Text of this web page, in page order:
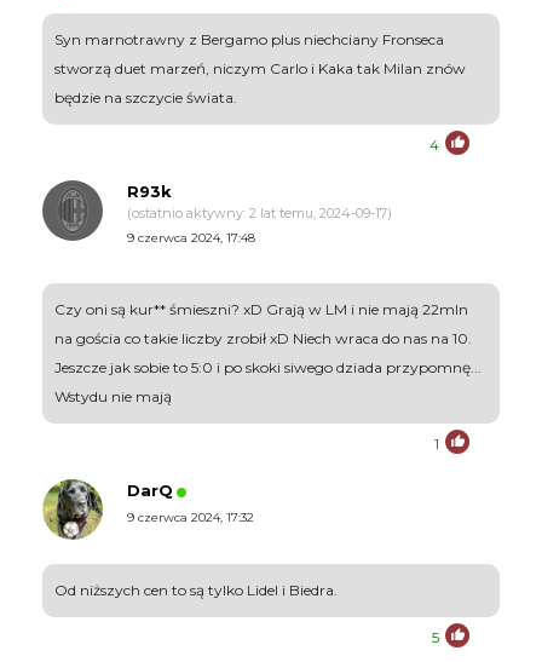
Syn marnotrawny z Bergamo plus niechciany Fronseca
stworzą duet marzeń, niczym Carlo i Kaka tak Milan znów
będzie na szczycie świata.
4
R93k
(ostatnio aktywny: 2 lat temu, 2024-09-17)
9 czerwca 2024, 17:48
Czy oni są kur** śmieszni? xD Grają w LM i nie mają 22mln
na gościa co takie liczby zrobił xD Niech wraca do nas na 10.
Jeszcze jak sobie to 5:0 i po skoki siwego dziada przypomnę...
Wstydu nie mają
1
DarQ
9 czerwca 2024, 17:32
Od niższych cen to są tylko Lidel i Biedra.
5